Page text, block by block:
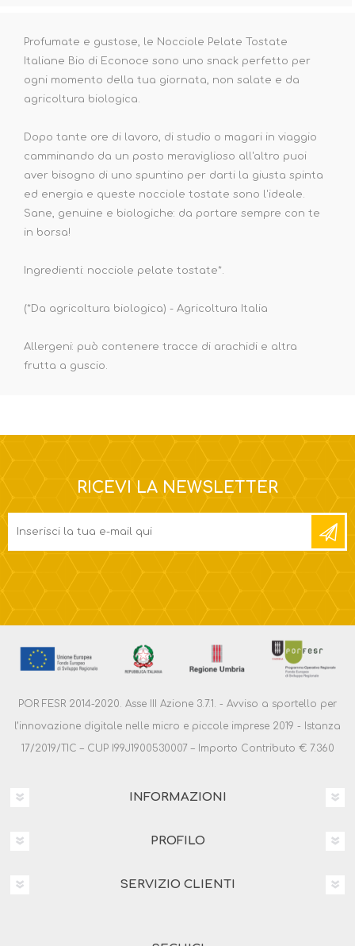
Profumate e gustose, le Nocciole Pelate Tostate
Italiane Bio di Econoce sono uno snack perfetto per
ogni momento della tua giornata, non salate e da
agricoltura biologica.
Dopo tante ore di lavoro, di studio o magari in viaggio
camminando da un posto meraviglioso all'altro puoi
aver bisogno di uno spuntino per darti la giusta spinta
ed energia e queste nocciole tostate sono l'ideale.
Sane, genuine e biologiche: da portare sempre con te
in borsa!
Ingredienti: nocciole pelate tostate*.
(*Da agricoltura biologica) - Agricoltura Italia
Allergeni: può contenere tracce di arachidi e altra
frutta a guscio.
RICEVI LA NEWSLETTER
POR FESR 2014-2020. Asse III Azione 3.7.1. - Avviso a sportello per
l’innovazione digitale nelle micro e piccole imprese 2019 - Istanza
17/2019/TIC – CUP I99J1900530007 – Importo Contributo € 7.360
INFORMAZIONI
PROFILO
SERVIZIO CLIENTI